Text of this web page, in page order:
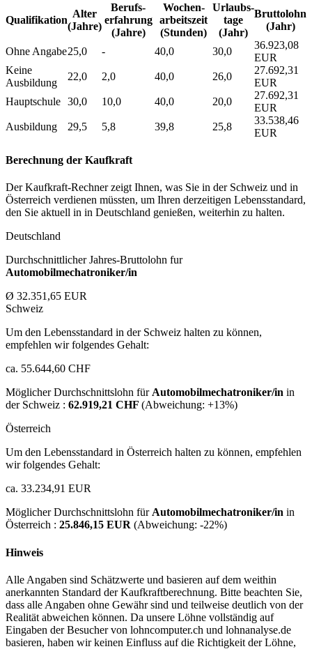
Qualifikation
Alter
(Jahre)
Berufs­
erfahrung
(Jahre)
Wochen­
arbeitszeit
(Stunden)
Urlaubs­
tage
(Jahr)
Bruttolohn
(Jahr)
Ohne Angabe25,0 - 40,0 30,0
36.923,08
EUR
Keine
Ausbildung
22,0 2,0 40,0 26,0
27.692,31
EUR
Hauptschule 30,0 10,0 40,0 20,0
27.692,31
EUR
Ausbildung
29,5 5,8 39,8 25,8
33.538,46
EUR
Berechnung der Kaufkraft
Der Kaufkraft-Rechner zeigt Ihnen, was Sie in der Schweiz und in
Österreich verdienen müssten, um Ihren derzeitigen Lebensstandard,
den Sie aktuell in in Deutschland genießen, weiterhin zu halten.
Deutschland
Durchschnittlicher Jahres-Bruttolohn fur
Automobilmechatroniker/in
Ø 32.351,65 EUR
Schweiz
Um den Lebensstandard in der Schweiz halten zu können,
empfehlen wir folgendes Gehalt:
ca. 55.644,60 CHF
Möglicher Durchschnittslohn fürAutomobilmechatroniker/in in
der Schweiz : 62.919,21 CHF (Abweichung: +13%)
Österreich
Um den Lebensstandard in Österreich halten zu können, empfehlen
wir folgendes Gehalt:
ca. 33.234,91 EUR
Möglicher Durchschnittslohn fürAutomobilmechatroniker/in in
Österreich : 25.846,15 EUR (Abweichung: -22%)
Hinweis
Alle Angaben sind Schätzwerte und basieren auf dem weithin
anerkannten Standard der Kaufkraftberechnung. Bitte beachten Sie,
dass alle Angaben ohne Gewähr sind und teilweise deutlich von der
Realität abweichen können. Da unsere Löhne vollständig auf
Eingaben der Besucher von lohncomputer.ch und lohnanalyse.de
basieren, haben wir keinen Einfluss auf die Richtigkeit der Löhne,